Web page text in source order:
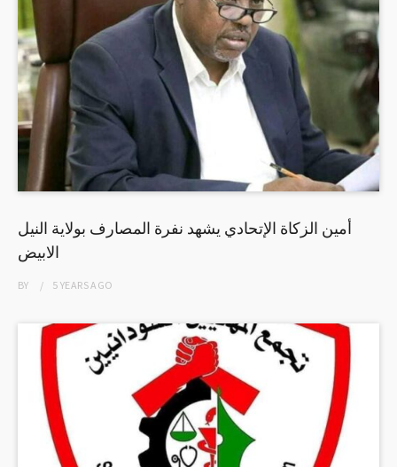
أمين الزكاة الإتحادي يشهد نفرة المصارف بولاية النيل
الابيض
BY 5 YEARSAGO